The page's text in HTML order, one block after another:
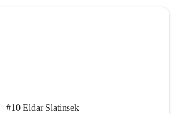
#10 Eldar Slatinsek